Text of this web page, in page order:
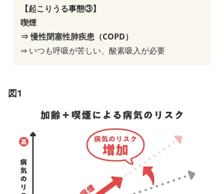
【起こりうる事態③】
喫煙
⇒ 慢性閉塞性肺疾患（COPD）
⇒ いつも呼吸が苦しい、酸素吸入が必要
図1